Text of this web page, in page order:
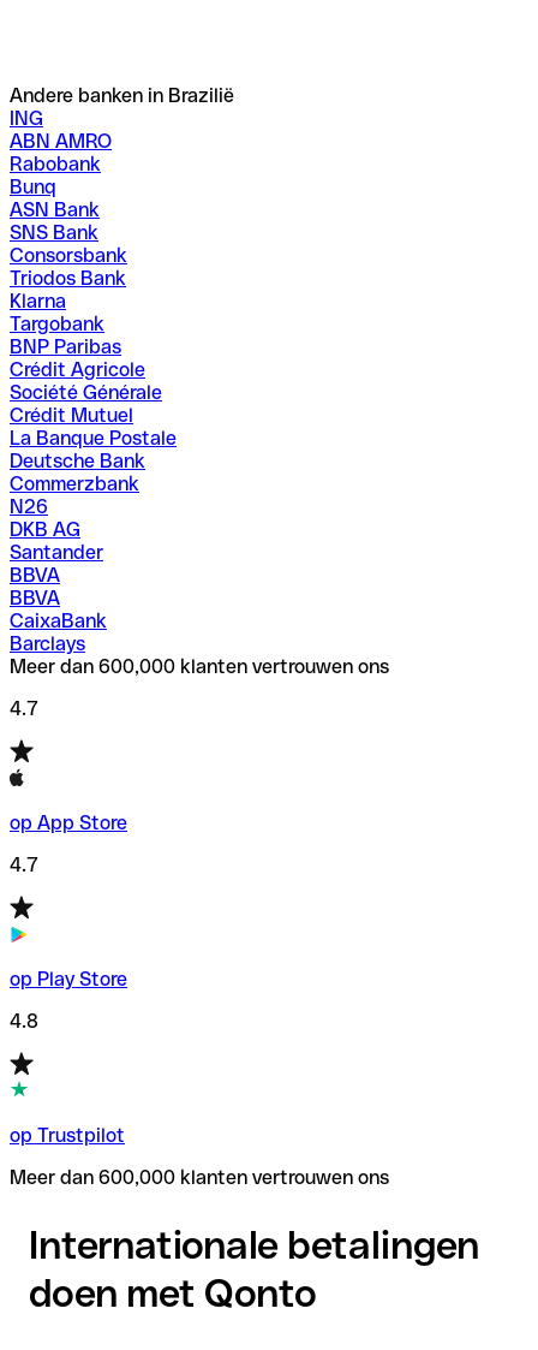
Andere banken in Brazilië
ING
ABN AMRO
Rabobank
Bunq
ASN Bank
SNS Bank
Consorsbank
Triodos Bank
Klarna
Targobank
BNP Paribas
Crédit Agricole
Société Générale
Crédit Mutuel
La Banque Postale
Deutsche Bank
Commerzbank
N26
DKB AG
Santander
BBVA
BBVA
CaixaBank
Barclays
Meer dan 600,000 klanten vertrouwen ons
4.7
op App Store
4.7
op Play Store
4.8
op Trustpilot
Meer dan 600,000 klanten vertrouwen ons
Internationale betalingen
doen met Qonto